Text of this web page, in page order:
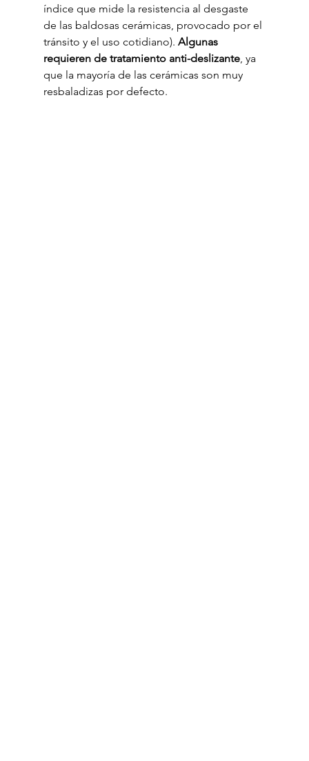
índice que mide la resistencia al desgaste
de las baldosas cerámicas, provocado por el
tránsito y el uso cotidiano). Algunas
requieren de tratamiento anti-deslizante, ya
que la mayoría de las cerámicas son muy
resbaladizas por defecto.